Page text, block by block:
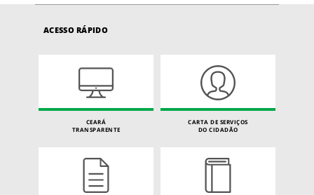
ACESSO RÁPIDO
CEARÁ
TRANSPARENTE
CARTA DE SERVIÇOS
DO CIDADÃO